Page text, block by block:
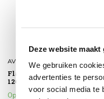
Deze website
We gebruiken
advertenties te
voor social media te
AVH-Collectie
Flair dining tuintafel rond
120 cm antraciet keramiek
Op voorraad